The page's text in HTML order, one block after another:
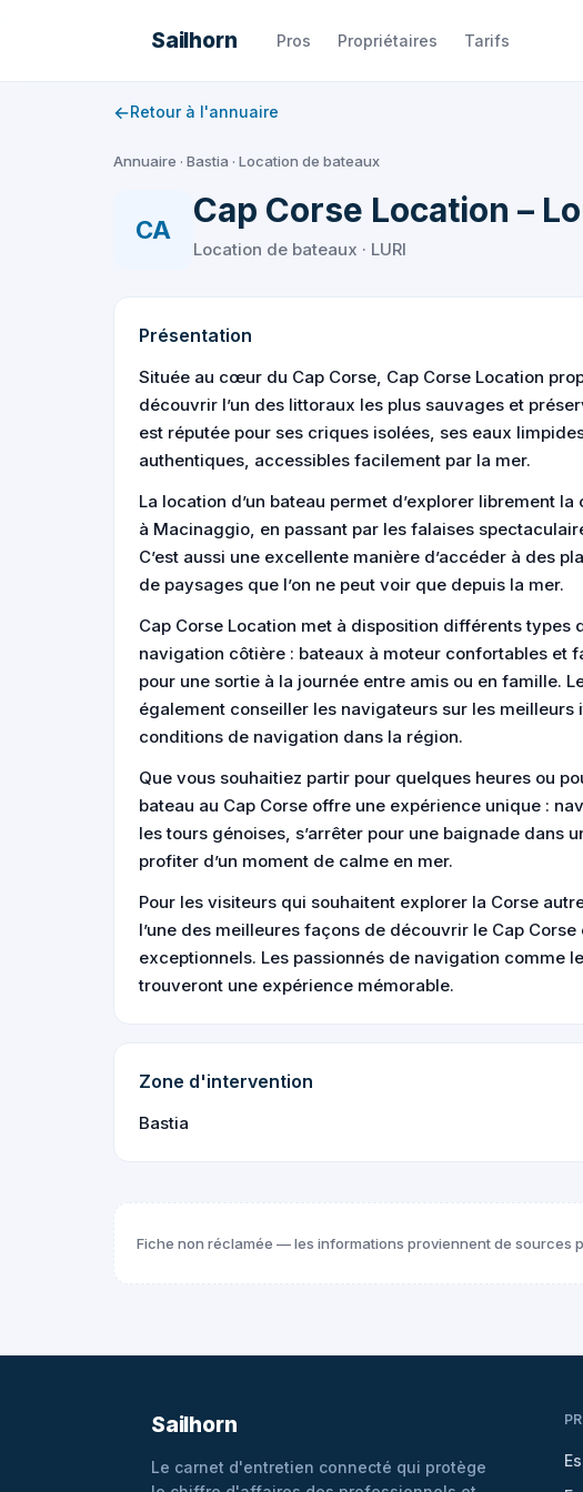
Sailhorn Pros Propriétaires Tarifs
←Retour à l'annuaire
Annuaire · Bastia · Location de bateaux
CA Cap Corse Location –
Location de bateaux · LURI
Présentation
Située au cœur du Cap Corse, Cap Corse Location
découvrir l’un des littoraux les plus sauvages et
est réputée pour ses criques isolées, ses eaux
authentiques, accessibles facilement par la mer.
La location d’un bateau permet d’explorer librement
à Macinaggio, en passant par les falaises
C’est aussi une excellente manière d’accéder à des
de paysages que l’on ne peut voir que depuis la mer.
Cap Corse Location met à disposition différents types
navigation côtière : bateaux à moteur confortables et
pour une sortie à la journée entre amis ou en famille.
également conseiller les navigateurs sur les
conditions de navigation dans la région.
Que vous souhaitiez partir pour quelques heures ou
bateau au Cap Corse offre une expérience unique :
les tours génoises, s’arrêter pour une baignade dans
profiter d’un moment de calme en mer.
Pour les visiteurs qui souhaitent explorer la Corse
l’une des meilleures façons de découvrir le Cap
exceptionnels. Les passionnés de navigation comme
trouveront une expérience mémorable.
Zone d'intervention
Bastia
Fiche non réclamée — les informations proviennent de sources
Sailhorn
Le carnet d'entretien connecté qui protège